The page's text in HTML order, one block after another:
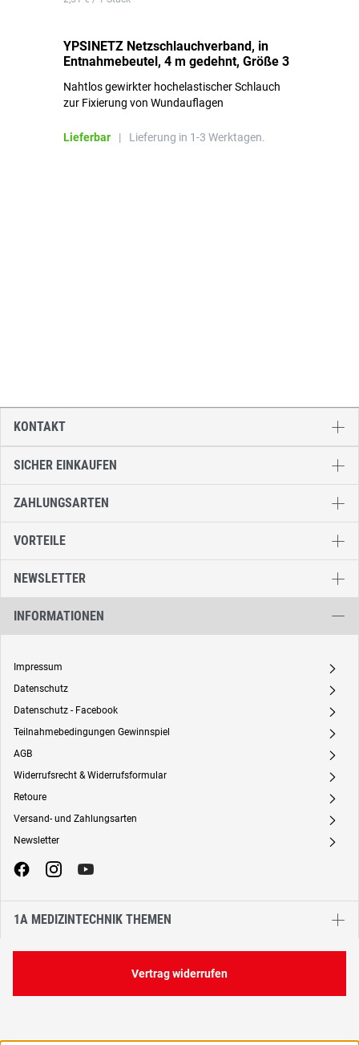
YPSINETZ Netzschlauchverband, in
Entnahmebeutel, 4 m gedehnt, Größe 3
Nahtlos gewirkter hochelastischer Schlauch
zur Fixierung von Wundauflagen
Lieferbar | Lieferung in 1-3 Werktagen.
SICHER EINKAUFEN
ZAHLUNGSARTEN
VORTEILE
NEWSLETTER
INFORMATIONEN
Impressum A
Datenschutz A
Datenschutz - Facebook A
Teilnahmebedingungen Gewinnspiel A
AGB A
Widerrufsrecht & Widerrufsformular A
Retoure A
Versand- und Zahlungsarten A
Newsletter A
1A MEDIZINTECHNIK THEMEN
KONTAKT
Vertrag widerrufen